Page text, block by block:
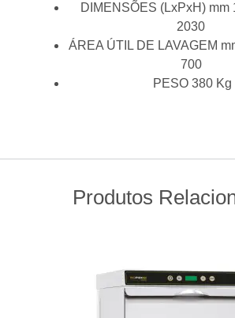
DIMENSÕES (LxPxH) mm
2030
ÁREA ÚTIL DE LAVAGEM
700
PESO 380 Kg
Produtos